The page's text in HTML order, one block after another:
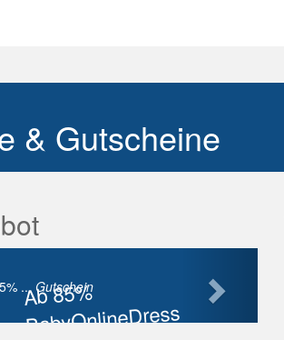
& Gutscheine
Ab 85%
BabyOnlineDress
... Gutschein